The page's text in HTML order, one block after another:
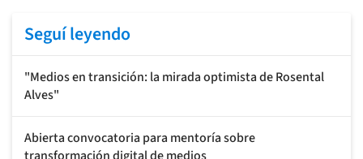
Seguí leyendo
"Medios en transición: la mirada optimista de Rosental
Alves"
Abierta convocatoria para mentoría sobre